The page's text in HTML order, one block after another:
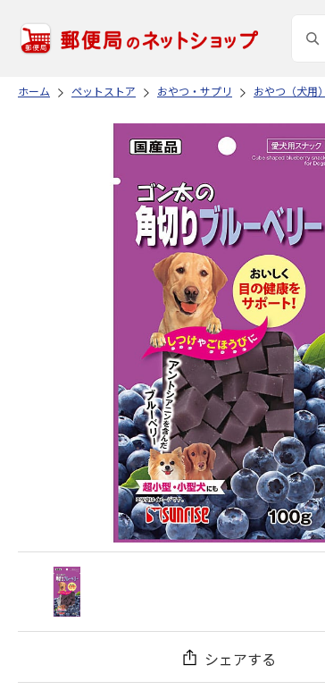
ホーム ペットストア おやつ・サプリ おやつ（犬用）
シェアする